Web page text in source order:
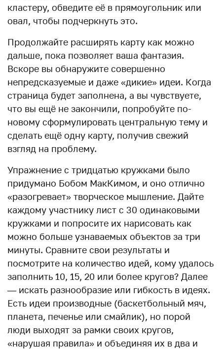
кластеру, обведите её в прямоугольник или
овал, чтобы подчеркнуть это.
Продолжайте расширять карту как можно
дальше, пока позволяет ваша фантазия.
Вскоре вы обнаружите совершенно
непредсказуемые и даже «дикие» идеи. Когда
страница будет заполнена, а вы чувствуете,
что вы ещё не закончили, попробуйте по-
новому сформулировать центральную тему и
сделать ещё одну карту, получив свежий
взгляд на проблему.
Упражнение с тридцатью кружками было
придумано Бобом МакКимом, и оно отлично
«разогревает» творческое мышление. Дайте
каждому участнику лист с 30 одинаковыми
кружками и попросите их нарисовать как
можно больше узнаваемых объектов за три
минуты. Сравните свои результаты и
посмотрите на количество идей, кому удалось
заполнить 10, 15, 20 или более кругов? Далее
— искать разнообразие или гибкость в идеях.
Есть идеи производные (баскетбольный мяч,
планета, печенье или смайлик), но порой
люди выходят за рамки своих кругов,
«нарушая правила» и объединяя их в два и